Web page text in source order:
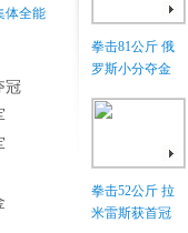
体全能
冠
拳击81公斤 俄
罗斯小分夺金
拳击52公斤 拉
米雷斯获首冠